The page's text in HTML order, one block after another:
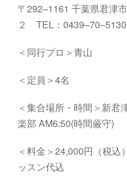
〒292–1161 千葉県君津
２ TEL ： 0439–70–
＜同行プロ＞青山
＜定員＞4名
＜集合場所・時間＞ 新君
楽部 AM6:50(時間厳守)
＜料金＞24,000円（税込
ッスン代込